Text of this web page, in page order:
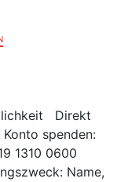
Direkt
spenden:
1310 0600
Name,